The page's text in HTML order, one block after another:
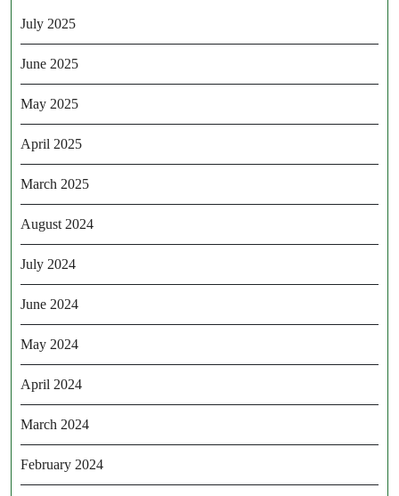
July 2025
June 2025
May 2025
April 2025
March 2025
August 2024
July 2024
June 2024
May 2024
April 2024
March 2024
February 2024